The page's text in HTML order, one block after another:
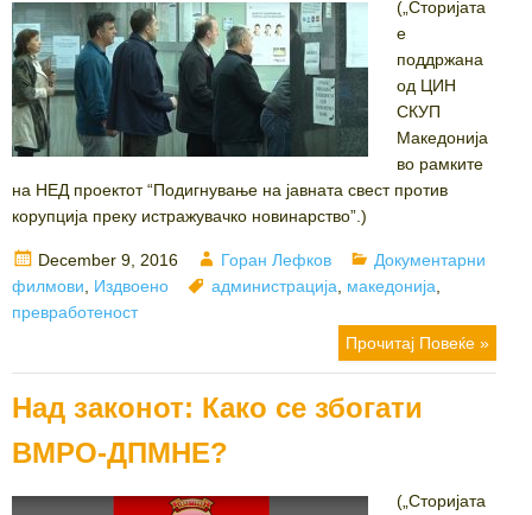
(„Сторијата
е
поддржана
од ЦИН
СКУП
Македонија
во рамките
на НЕД проектот “Подигнување на јавната свест против
корупција преку истражувачко новинарство”.)
Posted
on
December 9, 2016 Author
Горан Лефков Categories
Документарни
филмови
Издвоено Tags
администрација македонија
превработеност
Прочитај Повеќе »
Над законот: Како се збогати
ВМРО-ДПМНЕ?
(„Сторијата